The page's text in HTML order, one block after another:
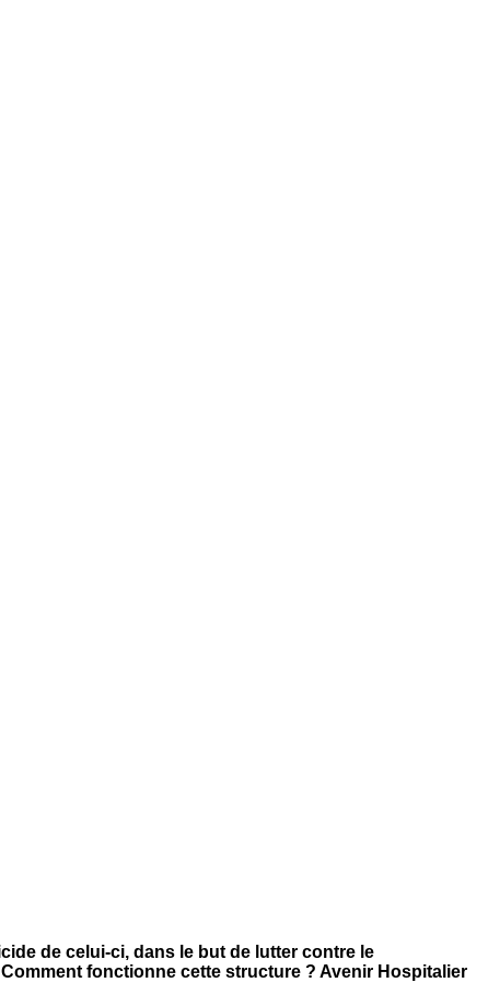
de celui-ci, dans le but de lutter contre le
fonctionne cette structure ? Avenir Hospitalier